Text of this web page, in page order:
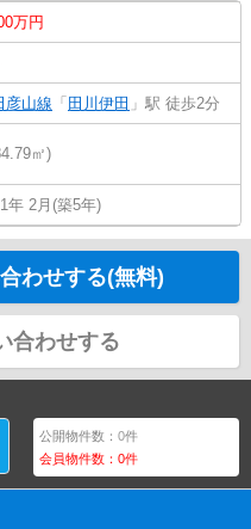
万円
彦山線 「 田川伊田 」駅 徒歩2分
㎡)
年 2月(築5年)
わせする(無料)
合わせする
公開物件数：0件
会員物件数：0件